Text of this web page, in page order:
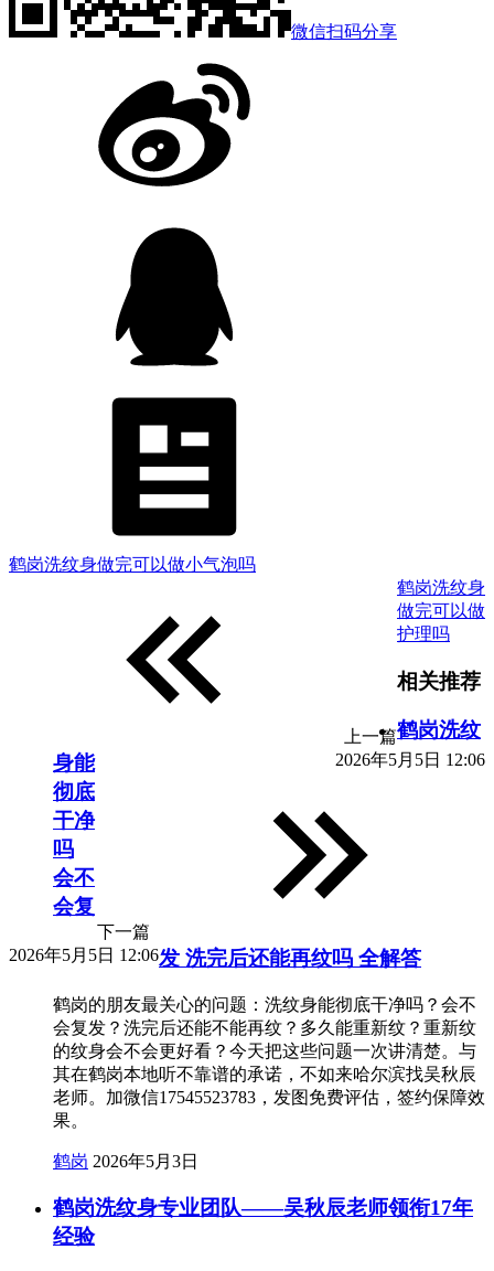
微信扫码分享
鹤岗洗纹身做完可以做小气泡吗
上一篇
2026年5月5日 12:06
鹤岗洗纹身
做完可以做
护理吗
下一篇
2026年5月5日 12:06
相关推荐
鹤岗洗纹
身能
彻底
干净
吗
会不
会复
发 洗完后还能再纹吗 全解答
鹤岗的朋友最关心的问题：洗纹身能彻底干净吗？会不
会复发？洗完后还能不能再纹？多久能重新纹？重新纹
的纹身会不会更好看？今天把这些问题一次讲清楚。与
其在鹤岗本地听不靠谱的承诺，不如来哈尔滨找吴秋辰
老师。加微信17545523783，发图免费评估，签约保障效
果。
鹤岗 2026年5月3日
鹤岗洗纹身专业团队——吴秋辰老师领衔17年
经验